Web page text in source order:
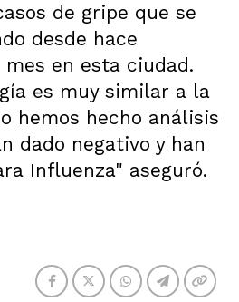
de gripe que se
desde hace
en esta ciudad.
es muy similar a la
hemos hecho análisis
dado negativo y han
Influenza" aseguró.